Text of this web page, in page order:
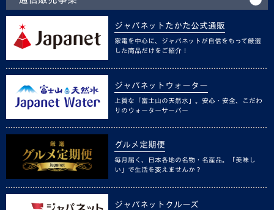
ジャパネットたかた公式通販
家電を中心に、ジャパネットが自信をもって厳選
した商品だけをご紹介！
ジャパネットウォーター
上質な「富士山の天然水」。安心・安全、こだわ
りのウォーターサーバー
グルメ定期便
毎月届く、日本各地の名物・名産品。「美味し
い」で生活を変えませんか？
ジャパネットクルーズ